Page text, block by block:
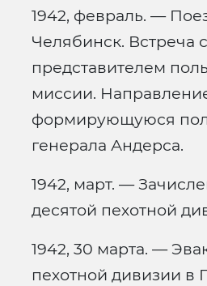
1942, февраль. —
Челябинск. Встреча с
представителем
миссии.
формирующуюся
генерала Андерса.
1942, март. —
десятой пехотной
1942, 30 марта. —
пехотной дивизии в